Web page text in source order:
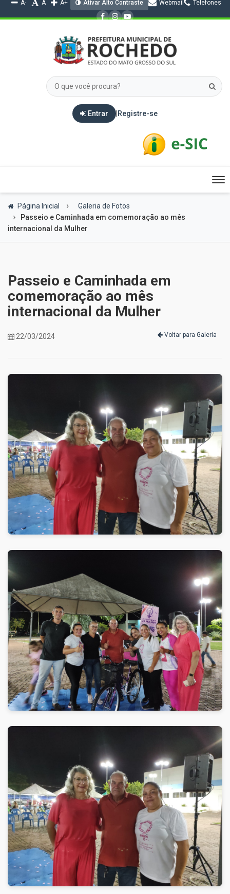
A- A A+ Ativar Alto Contraste Webmail Telefones
Entrar Registre-se
Página Inicial
Galeria de Fotos
Passeio e Caminhada em comemoração ao mês
internacional da Mulher
Passeio e Caminhada em
comemoração ao mês
internacional da Mulher
22/03/2024 Voltar para Galeria